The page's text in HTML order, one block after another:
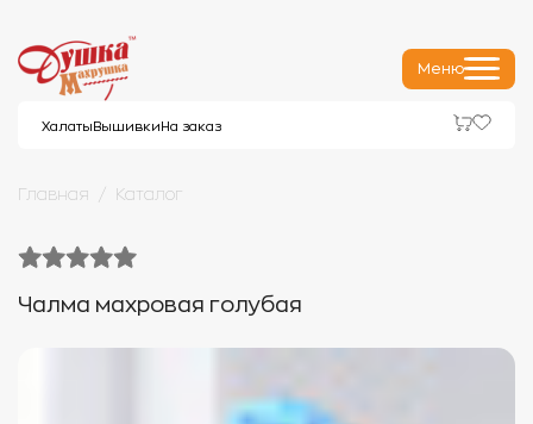
Меню
Халаты Вышивки На заказ
Главная Каталог
Чалма махровая голубая